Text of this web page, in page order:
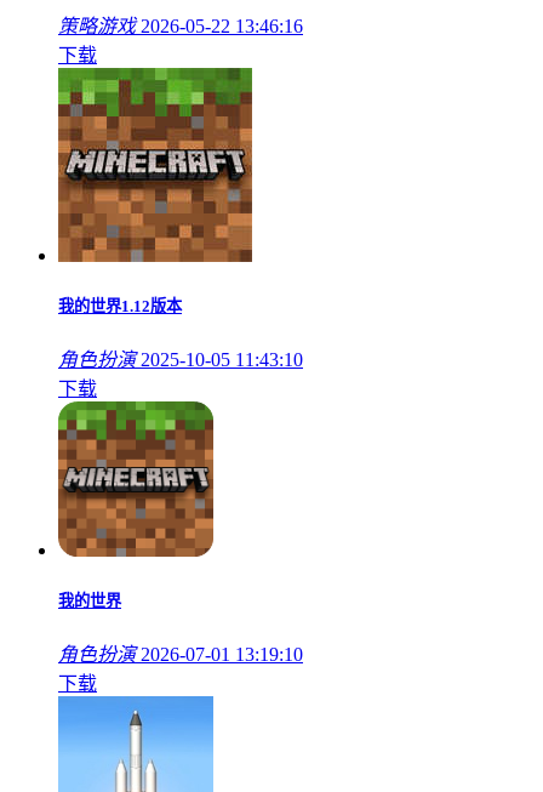
策略游戏 2026-05-22 13:46:16
下载
我的世界1.12版本
角色扮演 2025-10-05 11:43:10
下载
我的世界
角色扮演 2026-07-01 13:19:10
下载